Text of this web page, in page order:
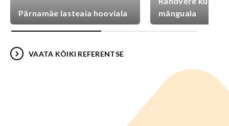
Pärnamäe lasteaia hooviala
mänguala
VAATA KÕIKI REFERENTSE